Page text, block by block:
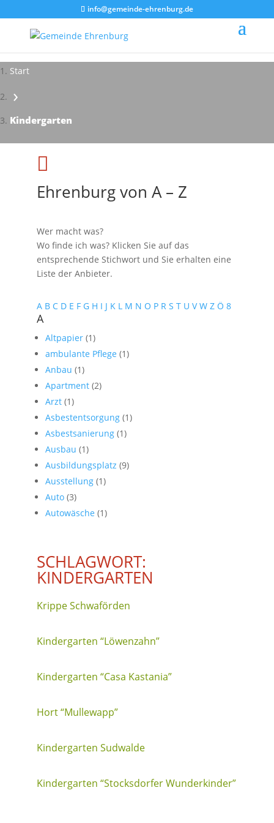
info@gemeinde-ehrenburg.de
Start
›
Kindergarten
Impressionen - Mareike Kranz

Ehrenburg von A – Z
Wer macht was?
Wo finde ich was? Klicken Sie auf das
entsprechende Stichwort und Sie erhalten eine
Liste der Anbieter.
A B C D E F G H I J K L M N O P R S T U V W Z Ö 8
A
Altpapier (1)
ambulante Pflege (1)
Anbau (1)
Apartment (2)
Arzt (1)
Asbestentsorgung (1)
Asbestsanierung (1)
Ausbau (1)
Ausbildungsplatz (9)
Ausstellung (1)
Auto (3)
Autowäsche (1)
SCHLAGWORT:
KINDERGARTEN
Krippe Schwaförden
Kindergarten “Löwenzahn”
Kindergarten “Casa Kastania”
Hort “Mullewapp”
Kindergarten Sudwalde
Kindergarten “Stocksdorfer Wunderkinder”